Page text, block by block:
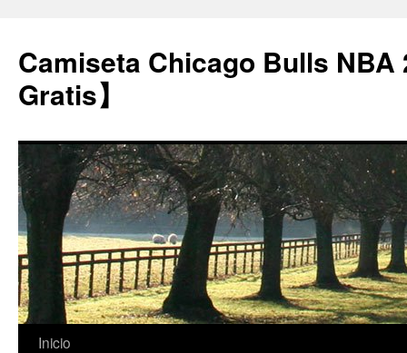
Camiseta Chicago Bulls NBA
Gratis】
Saltar
Inicio